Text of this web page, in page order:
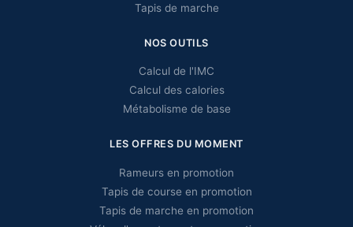
Tapis de marche
NOS OUTILS
Calcul de l'IMC
Calcul des calories
Métabolisme de base
LES OFFRES DU MOMENT
Rameurs en promotion
Tapis de course en promotion
Tapis de marche en promotion